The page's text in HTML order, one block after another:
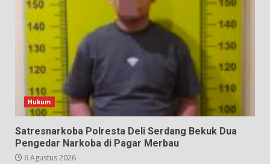
Hukum
Satresnarkoba Polresta Deli Serdang Bekuk Dua
Pengedar Narkoba di Pagar Merbau
6 Agustus 2026